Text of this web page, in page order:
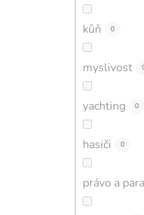
kůň 0
myslivost
yachting 0
hasiči 0
právo a